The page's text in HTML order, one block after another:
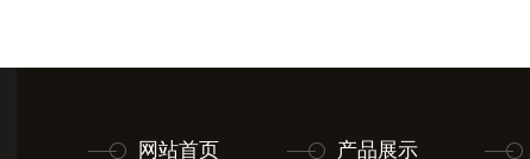
网站首页 产品展示